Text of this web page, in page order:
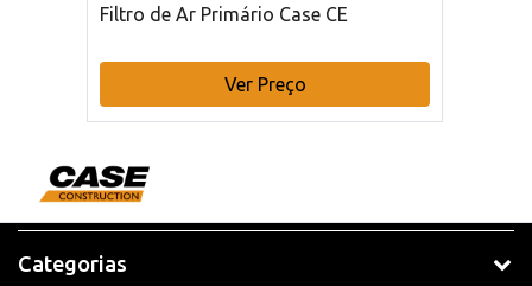
Filtro de Ar Primário Case CE
Ver Preço
Categorias